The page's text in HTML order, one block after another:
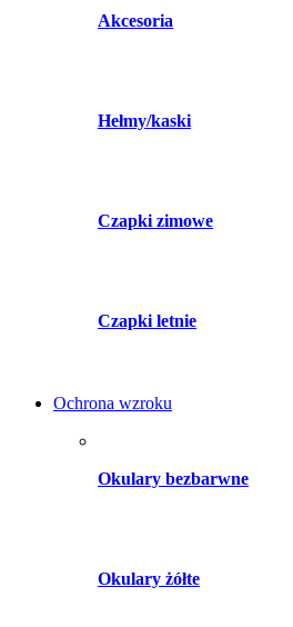
Akcesoria
Hełmy/kaski
Czapki zimowe
Czapki letnie
Ochrona wzroku
Okulary bezbarwne
Okulary żółte